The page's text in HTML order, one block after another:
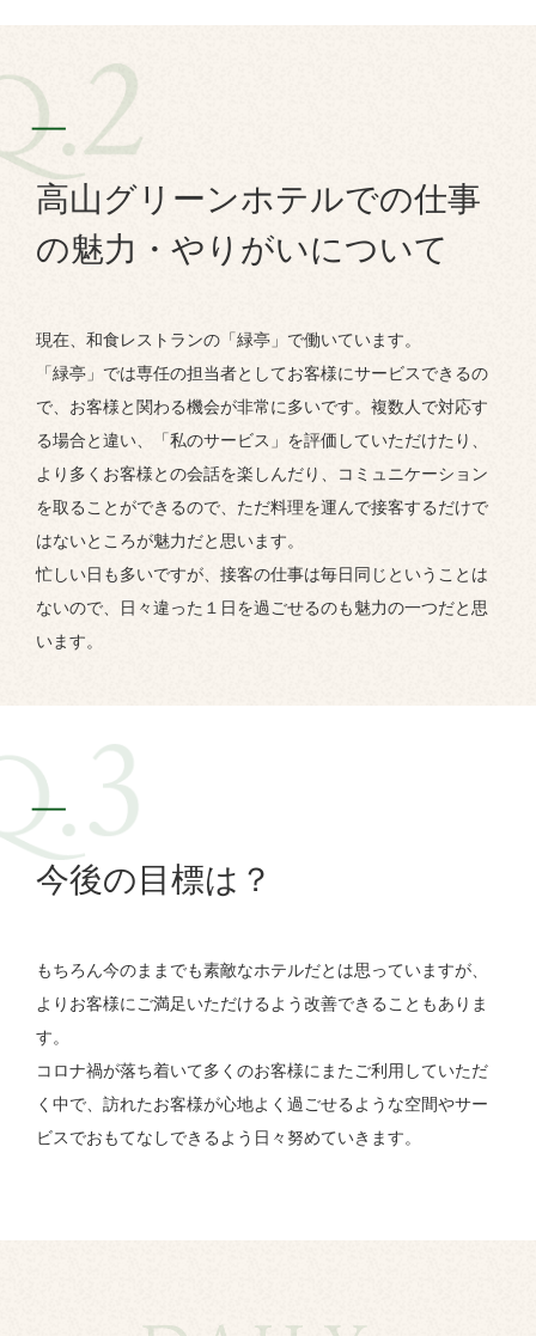
高山グリーンホテルでの仕事
の魅力・やりがいについて
現在、和食レストランの「緑亭」で働いています。
「緑亭」では専任の担当者としてお客様にサービスできるの
で、お客様と関わる機会が非常に多いです。複数人で対応す
る場合と違い、「私のサービス」を評価していただけたり、
より多くお客様との会話を楽しんだり、コミュニケーション
を取ることができるので、ただ料理を運んで接客するだけで
はないところが魅力だと思います。
忙しい日も多いですが、接客の仕事は毎日同じということは
ないので、日々違った１日を過ごせるのも魅力の一つだと思
います。
今後の目標は？
もちろん今のままでも素敵なホテルだとは思っていますが、
よりお客様にご満足いただけるよう改善できることもありま
す。
コロナ禍が落ち着いて多くのお客様にまたご利用していただ
く中で、訪れたお客様が心地よく過ごせるような空間やサー
ビスでおもてなしできるよう日々努めていきます。